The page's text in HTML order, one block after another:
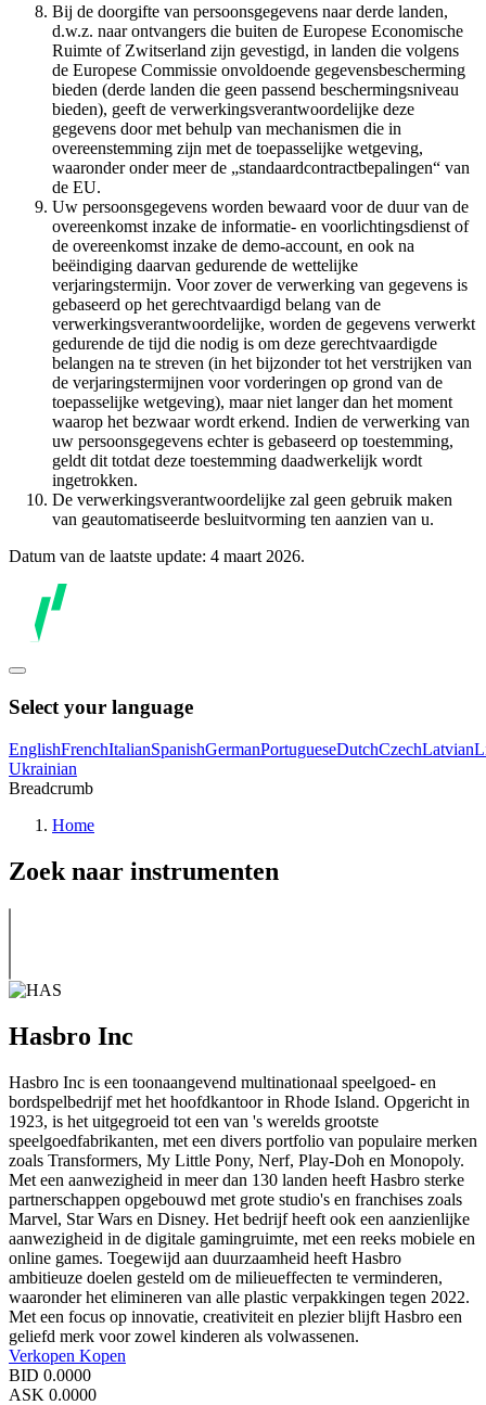
Bij de doorgifte van persoonsgegevens naar derde landen,
d.w.z. naar ontvangers die buiten de Europese Economische
Ruimte of Zwitserland zijn gevestigd, in landen die volgens
de Europese Commissie onvoldoende gegevensbescherming
bieden (derde landen die geen passend beschermingsniveau
bieden), geeft de verwerkingsverantwoordelijke deze
gegevens door met behulp van mechanismen die in
overeenstemming zijn met de toepasselijke wetgeving,
waaronder onder meer de „standaardcontractbepalingen“ van
de EU.
Uw persoonsgegevens worden bewaard voor de duur van de
overeenkomst inzake de informatie- en voorlichtingsdienst of
de overeenkomst inzake de demo-account, en ook na
beëindiging daarvan gedurende de wettelijke
verjaringstermijn. Voor zover de verwerking van gegevens is
gebaseerd op het gerechtvaardigd belang van de
verwerkingsverantwoordelijke, worden de gegevens verwerkt
gedurende de tijd die nodig is om deze gerechtvaardigde
belangen na te streven (in het bijzonder tot het verstrijken van
de verjaringstermijnen voor vorderingen op grond van de
toepasselijke wetgeving), maar niet langer dan het moment
waarop het bezwaar wordt erkend. Indien de verwerking van
uw persoonsgegevens echter is gebaseerd op toestemming,
geldt dit totdat deze toestemming daadwerkelijk wordt
ingetrokken.
De verwerkingsverantwoordelijke zal geen gebruik maken
van geautomatiseerde besluitvorming ten aanzien van u.
Datum van de laatste update: 4 maart 2026.
Select your language
EnglishFrenchItalianSpanishGermanPortugueseDutchCzechLatvian
Ukrainian
Breadcrumb
Home
Zoek naar instrumenten
Hasbro Inc
Hasbro Inc is een toonaangevend multinationaal speelgoed- en
bordspelbedrijf met het hoofdkantoor in Rhode Island. Opgericht in
1923, is het uitgegroeid tot een van 's werelds grootste
speelgoedfabrikanten, met een divers portfolio van populaire merken
zoals Transformers, My Little Pony, Nerf, Play-Doh en Monopoly.
Met een aanwezigheid in meer dan 130 landen heeft Hasbro sterke
partnerschappen opgebouwd met grote studio's en franchises zoals
Marvel, Star Wars en Disney. Het bedrijf heeft ook een aanzienlijke
aanwezigheid in de digitale gamingruimte, met een reeks mobiele en
online games. Toegewijd aan duurzaamheid heeft Hasbro
ambitieuze doelen gesteld om de milieueffecten te verminderen,
waaronder het elimineren van alle plastic verpakkingen tegen 2022.
Met een focus op innovatie, creativiteit en plezier blijft Hasbro een
geliefd merk voor zowel kinderen als volwassenen.
Verkopen Kopen
BID 0.0000
ASK 0.0000